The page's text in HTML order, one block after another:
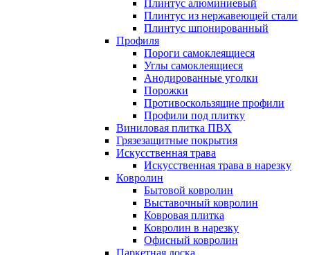
Плинтус алюминиевый
Плинтус из нержавеющей стали
Плинтус шпонированный
Профиля
Пороги самоклеящиеся
Углы самоклеящиеся
Анодированные уголки
Порожки
Противоскользящие профили
Профили под плитку
Виниловая плитка ПВХ
Грязезащитные покрытия
Искусственная трава
Искусственная трава в нарезку
Ковролин
Бытовой ковролин
Выставочный ковролин
Ковровая плитка
Ковролин в нарезку
Офисный ковролин
Паркетная доска